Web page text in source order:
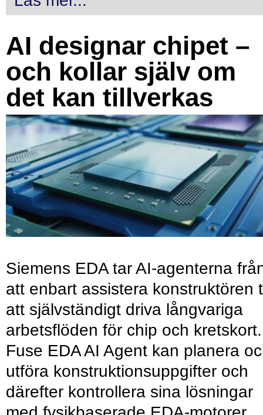
AI designar chipet –
och kollar själv om
det kan tillverkas
Siemens EDA tar AI-agenterna
att enbart assistera konstruktören
att självständigt driva långvariga
arbetsflöden för chip och kretskort.
Fuse EDA AI Agent kan planera
utföra konstruktionsuppgifter och
därefter kontrollera sina lösningar